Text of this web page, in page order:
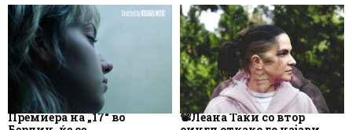
Премиера на „17“ во
📽️Леана Таќи со втор